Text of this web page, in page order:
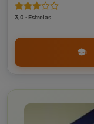
3,0 · Estrelas